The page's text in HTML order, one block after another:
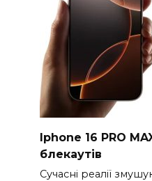
Iphone 16 PRO
блекаутів
Сучасні реалії